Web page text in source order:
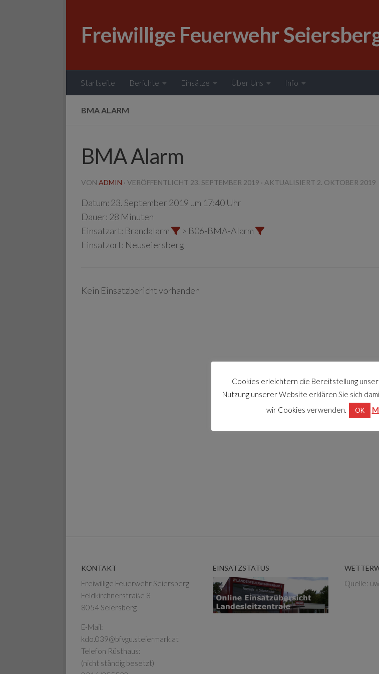
Freiwillige Feuerwehr
Startseite Berichte Einsätze Über Uns Info
BMA ALARM
BMA Alarm
VON ADMIN · VERÖFFENTLICHT 23. SEPTEMBER 2019 · AKTUALISIERT 2. OKTOBER 2019
Datum: 23. September 2019 um 17:40 Uhr
Dauer: 28 Minuten
Einsatzart: Brandalarm
> B06-BMA-Alarm
Einsatzort: Neuseiersberg
Kein Einsatzbericht vorhanden
KONTAKT
Freiwillige Feuerwehr Seiersberg
Feldkirchnerstraße 8
8054 Seiersberg
E-Mail:
kdo.039@bfvgu.steiermark.at
Telefon Rüsthaus:
(nicht ständig besetzt)
EINSATZSTATUS
Quelle:
Cookies erleichtern die Bereitstellung
Nutzung unserer Website erklären Sie sich
wir Cookies verwenden.
OK